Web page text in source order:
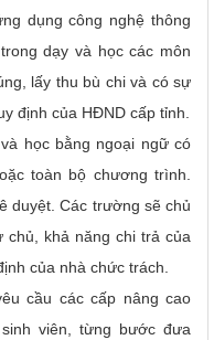
dụng công nghệ thông
dạy và học các môn
lấy thu bù chi và có sự
định của HĐND cấp tỉnh.
học bằng ngoại ngữ có
toàn bộ chương trình.
duyệt. Các trường sẽ chủ
khả năng chi trả của
của nhà chức trách.
cầu các cấp nâng cao
viên, từng bước đưa